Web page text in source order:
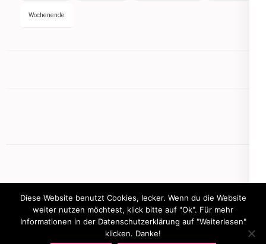
Wochenende
mamasbusiness.de
Diese Website benutzt Cookies, lecker. Wenn du die Website
weiter nutzen möchtest, klick bitte auf "Ok". Für mehr
Informationen in der Datenschutzerklärung auf "Weiterlesen"
klicken. Danke!